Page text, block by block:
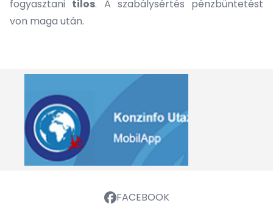
fogyasztani tilos. A szabálysértés pénzbüntetést
von maga után.
FACEBOOK